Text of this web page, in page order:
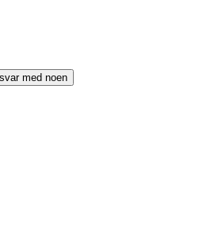
med noen